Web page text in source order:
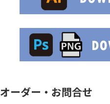
オーダー・お問合せ